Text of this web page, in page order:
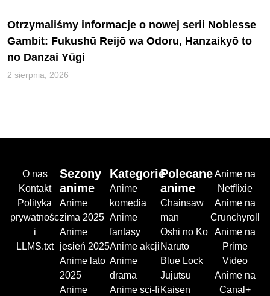
Otrzymaliśmy informacje o nowej serii Noblesse
Gambit: Fukushū Reijō wa Odoru, Hanzaikyō to
no Danzai Yūgi
2 sierpnia, 2026
O nas
Kontakt
Polityka
prywatnośc
i
LLMS.txt
Sezony
anime
Anime
zima 2025
Anime
jesień 2025
Anime lato
2025
Anime
Kategorie
Anime
komedia
Anime
fantasy
Anime akcji
Anime
drama
Anime sci-fi
Polecane
anime
Chainsaw
man
Oshi no Ko
Naruto
Blue Lock
Jujutsu
Kaisen
Anime na
Netflixie
Anime na
Crunchyroll
Anime na
Prime
Video
Anime na
Canal+